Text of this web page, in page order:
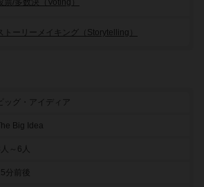
票/多数決（Voting）
トーリーメイキング（Storytelling）
ビッグ・アイディア
Big Idea
～6人
分前後